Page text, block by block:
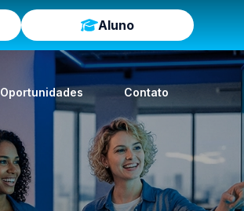
Aluno
Oportunidades Contato